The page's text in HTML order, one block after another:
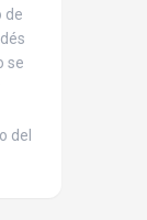
de
se
del